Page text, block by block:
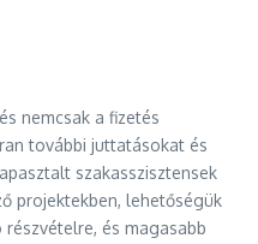
nemcsak a fizetés
további juttatásokat és
szakasszisztensek
projektekben, lehetőségük
és magasabb